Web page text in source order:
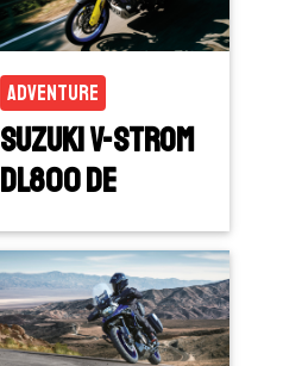
Adventure
Suzuki V-Strom
DL800 DE